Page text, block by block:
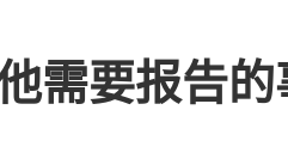
需要报告的